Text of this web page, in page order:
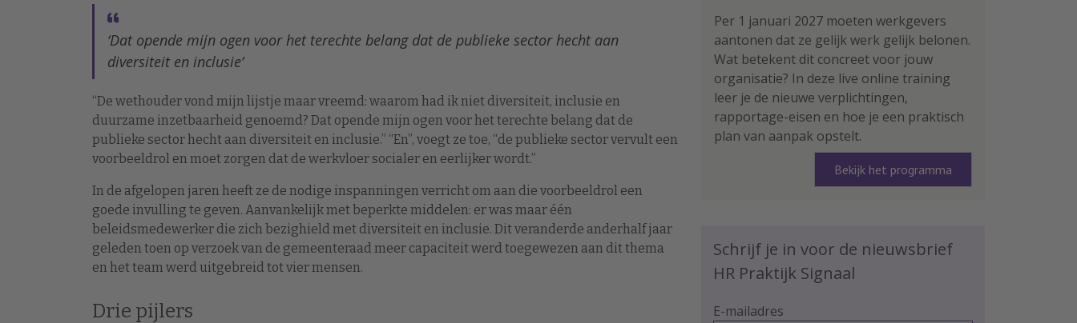
‘Dat opende mijn ogen voor het terechte belang dat de publieke sector hecht aan
diversiteit en inclusie’
“De wethouder vond mijn lijstje maar vreemd: waarom had ik niet diversiteit, inclusie en
duurzame inzetbaarheid genoemd? Dat opende mijn ogen voor het terechte belang dat de
publieke sector hecht aan diversiteit en inclusie.” “En”, voegt ze toe, “de publieke sector vervult een
voorbeeldrol en moet zorgen dat de werkvloer socialer en eerlijker wordt.”
In de afgelopen jaren heeft ze de nodige inspanningen verricht om aan die voorbeeldrol een
goede invulling te geven. Aanvankelijk met beperkte middelen: er was maar één
beleidsmedewerker die zich bezighield met diversiteit en inclusie. Dit veranderde anderhalf jaar
geleden toen op verzoek van de gemeenteraad meer capaciteit werd toegewezen aan dit thema
en het team werd uitgebreid tot vier mensen.
Drie pijlers
Per 1 januari 2027 moeten werkgevers
aantonen dat ze gelijk werk gelijk belonen.
Wat betekent dit concreet voor jouw
organisatie? In deze live online training
leer je de nieuwe verplichtingen,
rapportage-eisen en hoe je een praktisch
plan van aanpak opstelt.
Bekijk het programma
Schrijf je in voor de nieuwsbrief
HR Praktijk Signaal
E-mailadres